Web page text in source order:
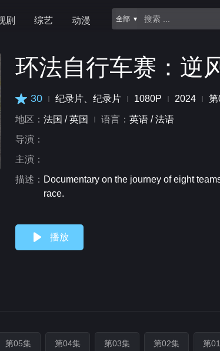
剧 综艺 动漫 全部 ▾
环法自行车赛：逆
30 纪录片、纪录片 1080P 2024 第
地区： 法国 / 英国 语言： 英语 / 法语
导演：
主演：
描述： Documentary on the journey of eight
race.
播放
第05集 第04集 第03集 第02集 第